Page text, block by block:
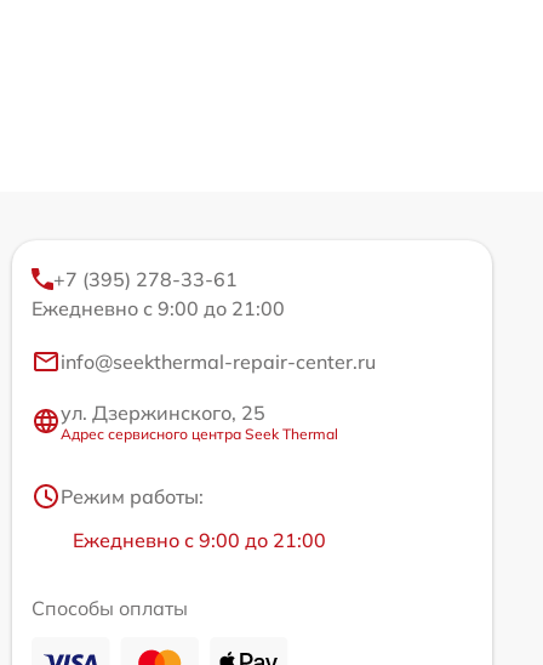
+7 (395) 278-33-61
Ежедневно с 9:00 до 21:00
info@seekthermal-repair-center.ru
ул. Дзержинского, 25
Адрес сервисного центра Seek Thermal
Режим работы:
Ежедневно с 9:00 до 21:00
Способы оплаты